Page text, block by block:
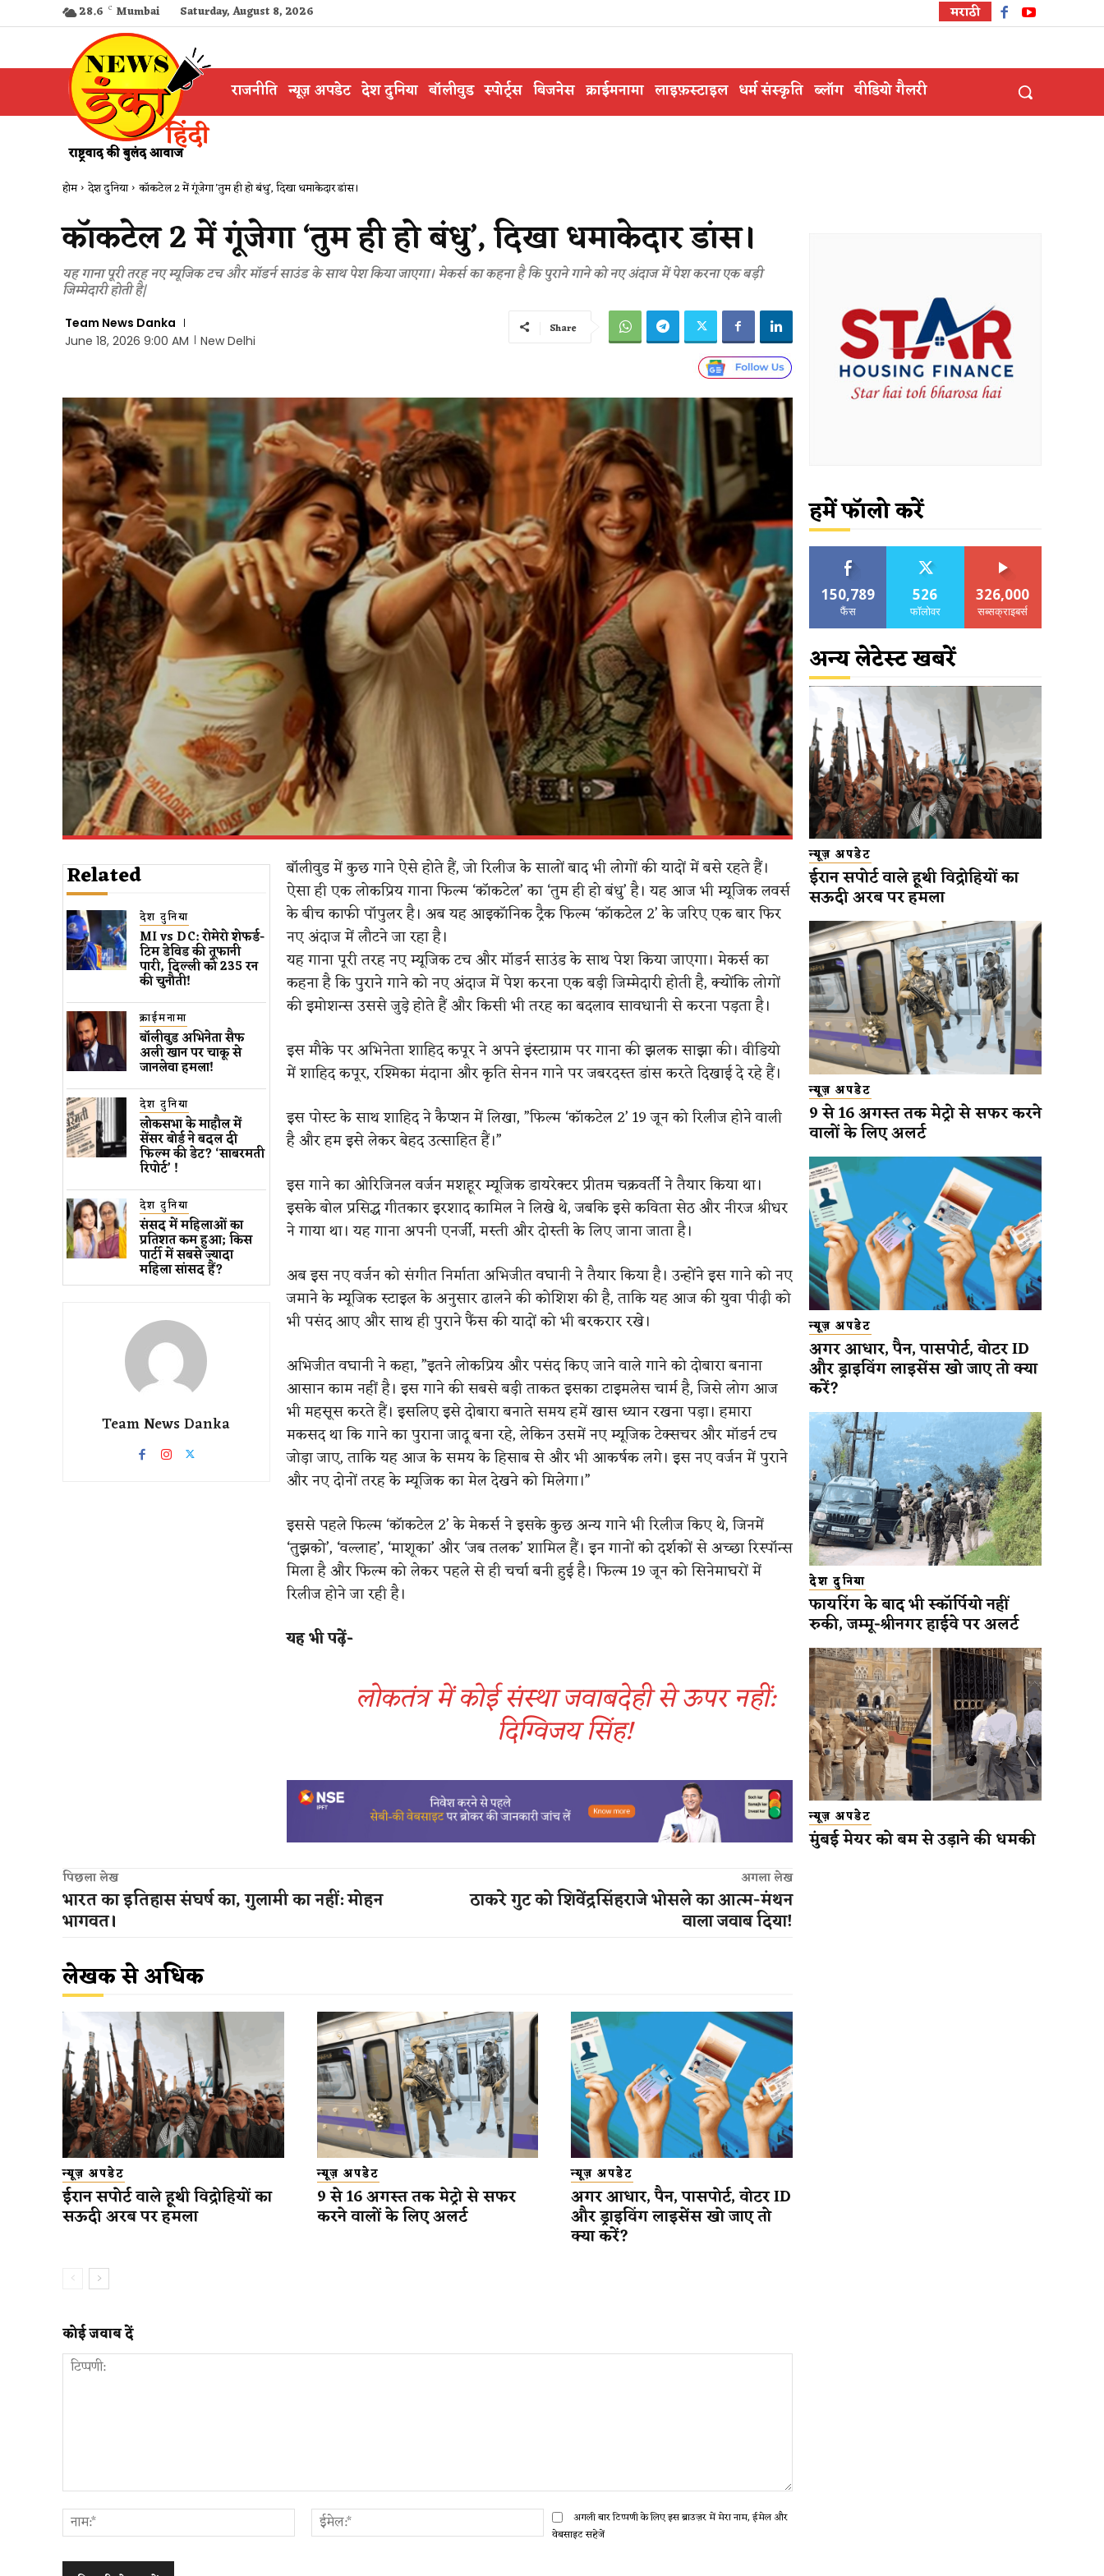
28.6 C Mumbai Saturday, August 8, 2026 मराठी
राजनीति न्यूज़ अपडेट देश दुनिया बॉलीवुड स्पोर्ट्स बिजनेस क्राईमनामा लाइफ़स्टाइल धर्म संस्कृति ब्लॉग वीडियो गैलरी
होम देश दुनिया कॉकटेल 2 में गूंजेगा 'तुम ही हो बंधु', दिखा धमाकेदार डांस।
कॉकटेल 2 में गूंजेगा ‘तुम ही हो बंधु’, दिखा धमाकेदार डांस।
यह गाना पूरी तरह नए म्यूजिक टच और मॉडर्न साउंड के साथ पेश किया जाएगा। मेकर्स का कहना है कि पुराने गाने को नए अंदाज में पेश करना एक बड़ी
जिम्मेदारी होती है|
Team News Danka
June 18, 2026 9:00 AM
New Delhi
Share
Related
देश दुनिया
MI vs DC: रोमेरो शेफर्ड-
टिम डेविड की तूफानी
पारी, दिल्ली को 235 रन
की चुनौती!
क्राईमनामा
बॉलीवुड​ अभिनेता सैफ
अली खान पर चाकू से ​
जानलेवा हमला​!
देश दुनिया
लोकसभा के माहौल में
सेंसर बोर्ड ने बदल दी
फिल्म की डेट? ‘साबरमती
रिपोर्ट’ !
देश दुनिया
संसद में महिलाओं का
प्रतिशत कम ​हुआ​; किस
पार्टी में सबसे ज्यादा
महिला सांसद हैं?
Team News Danka
बॉलीवुड में कुछ गाने ऐसे होते हैं, जो रिलीज के सालों बाद भी लोगों की यादों में बसे रहते हैं।
ऐसा ही एक लोकप्रिय गाना फिल्म ‘कॉकटेल’ का ‘तुम ही हो बंधु’ है। यह आज भी म्यूजिक लवर्स
के बीच काफी पॉपुलर है। अब यह आइकॉनिक ट्रैक फिल्म ‘कॉकटेल 2’ के जरिए एक बार फिर
नए अंदाज में लौटने जा रहा है।
यह गाना पूरी तरह नए म्यूजिक टच और मॉडर्न साउंड के साथ पेश किया जाएगा। मेकर्स का
कहना है कि पुराने गाने को नए अंदाज में पेश करना एक बड़ी जिम्मेदारी होती है, क्योंकि लोगों
की इमोशन्स उससे जुड़े होते हैं और किसी भी तरह का बदलाव सावधानी से करना पड़ता है।
इस मौके पर अभिनेता शाहिद कपूर ने अपने इंस्टाग्राम पर गाना की झलक साझा की। वीडियो
में शाहिद कपूर, रश्मिका मंदाना और कृति सेनन गाने पर जबरदस्त डांस करते दिखाई दे रहे हैं।
इस पोस्ट के साथ शाहिद ने कैप्शन में लिखा, ”फिल्म ‘कॉकटेल 2’ 19 जून को रिलीज होने वाली
है और हम इसे लेकर बेहद उत्साहित हैं।”
इस गाने का ओरिजिनल वर्जन मशहूर म्यूजिक डायरेक्टर प्रीतम चक्रवर्ती ने तैयार किया था।
इसके बोल प्रसिद्ध गीतकार इरशाद कामिल ने लिखे थे, जबकि इसे कविता सेठ और नीरज श्रीधर
ने गाया था। यह गाना अपनी एनर्जी, मस्ती और दोस्ती के लिए जाना जाता है।
अब इस नए वर्जन को संगीत निर्माता अभिजीत वघानी ने तैयार किया है। उन्होंने इस गाने को नए
जमाने के म्यूजिक स्टाइल के अनुसार ढालने की कोशिश की है, ताकि यह आज की युवा पीढ़ी को
भी पसंद आए और साथ ही पुराने फैंस की यादों को भी बरकरार रखे।
अभिजीत वघानी ने कहा, ”इतने लोकप्रिय और पसंद किए जाने वाले गाने को दोबारा बनाना
आसान काम नहीं है। इस गाने की सबसे बड़ी ताकत इसका टाइमलेस चार्म है, जिसे लोग आज
भी महसूस करते हैं। इसलिए इसे दोबारा बनाते समय हमें खास ध्यान रखना पड़ा। हमारा
मकसद था कि गाने का पुराना जादू बना रहे, लेकिन उसमें नए म्यूजिक टेक्सचर और मॉडर्न टच
जोड़ा जाए, ताकि यह आज के समय के हिसाब से और भी आकर्षक लगे। इस नए वर्जन में पुराने
और नए दोनों तरह के म्यूजिक का मेल देखने को मिलेगा।”
इससे पहले फिल्म ‘कॉकटेल 2’ के मेकर्स ने इसके कुछ अन्य गाने भी रिलीज किए थे, जिनमें
‘तुझको’, ‘वल्लाह’, ‘माशूका’ और ‘जब तलक’ शामिल हैं। इन गानों को दर्शकों से अच्छा रिस्पॉन्स
मिला है और फिल्म को लेकर पहले से ही चर्चा बनी हुई है। फिल्म 19 जून को सिनेमाघरों में
रिलीज होने जा रही है।
यह भी पढ़ें-
लोकतंत्र में कोई संस्था जवाबदेही से ऊपर नहीं:
दिग्विजय सिंह!
पिछला लेख
भारत का इतिहास संघर्ष का, गुलामी का नहीं: मोहन
भागवत।
अगला लेख
ठाकरे गुट को शिवेंद्रसिंहराजे भोसले का आत्म-मंथन
वाला जवाब दिया!
लेखक से अधिक
न्यूज़ अपडेट
ईरान सपोर्ट वाले हूथी विद्रोहियों का
सऊदी अरब पर हमला
न्यूज़ अपडेट
9 से 16 अगस्त तक मेट्रो से सफर
करने वालों के लिए अलर्ट
न्यूज़ अपडेट
अगर आधार, पैन, पासपोर्ट, वोटर ID
और ड्राइविंग लाइसेंस खो जाए तो
क्या करें?
कोई जवाब दें
नाम:*
ईमेल:*अगली बार टिप्पणी के लिए इस ब्राउज़र में मेरा नाम, ईमेल और
वेबसाइट सहेजें
हमें फॉलो करें
150,789
फैंस
526
फॉलोवर
326,000
सब्सक्राइबर्स
अन्य लेटेस्ट खबरें
न्यूज़ अपडेट
ईरान सपोर्ट वाले हूथी विद्रोहियों का
सऊदी अरब पर हमला
न्यूज़ अपडेट
9 से 16 अगस्त तक मेट्रो से सफर करने
वालों के लिए अलर्ट
न्यूज़ अपडेट
अगर आधार, पैन, पासपोर्ट, वोटर ID
और ड्राइविंग लाइसेंस खो जाए तो क्या
करें?
देश दुनिया
फायरिंग के बाद भी स्कॉर्पियो नहीं
रुकी, जम्मू-श्रीनगर हाईवे पर अलर्ट
न्यूज़ अपडेट
मुंबई मेयर को बम से उड़ाने की धमकी